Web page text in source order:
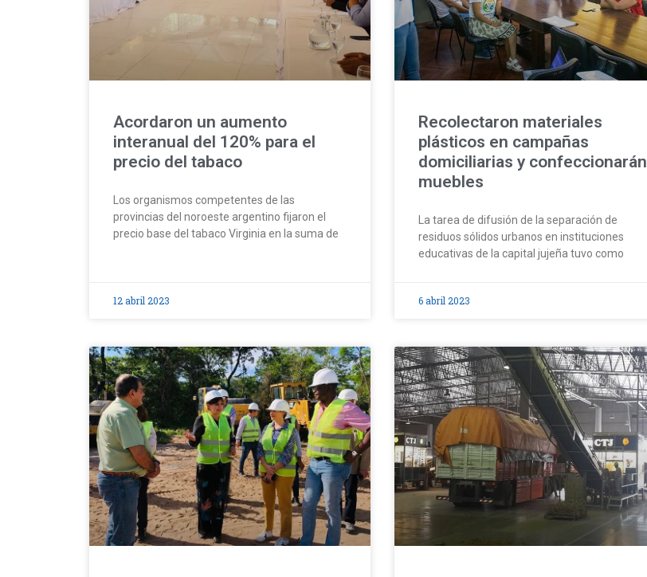
Acordaron un aumento
interanual del 120% para el
precio del tabaco
Los organismos competentes de las
provincias del noroeste argentino fijaron el
precio base del tabaco Virginia en la suma de
12 abril 2023
Recolectaron materiales
plásticos en campañas
domiciliarias y confeccionarán
muebles
La tarea de difusión de la separación de
residuos sólidos urbanos en instituciones
educativas de la capital jujeña tuvo como
6 abril 2023